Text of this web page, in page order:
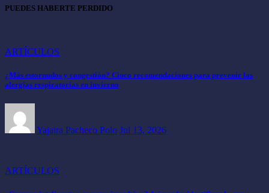
PUEDES HABERTE PERDIDO
ARTÍCULOS
¿Más estornudos y congestión? Cinco recomendaciones para prevenir las
alergias respiratorias en invierno
Yajaira Pacheco Polo Jul 13, 2026
ARTÍCULOS